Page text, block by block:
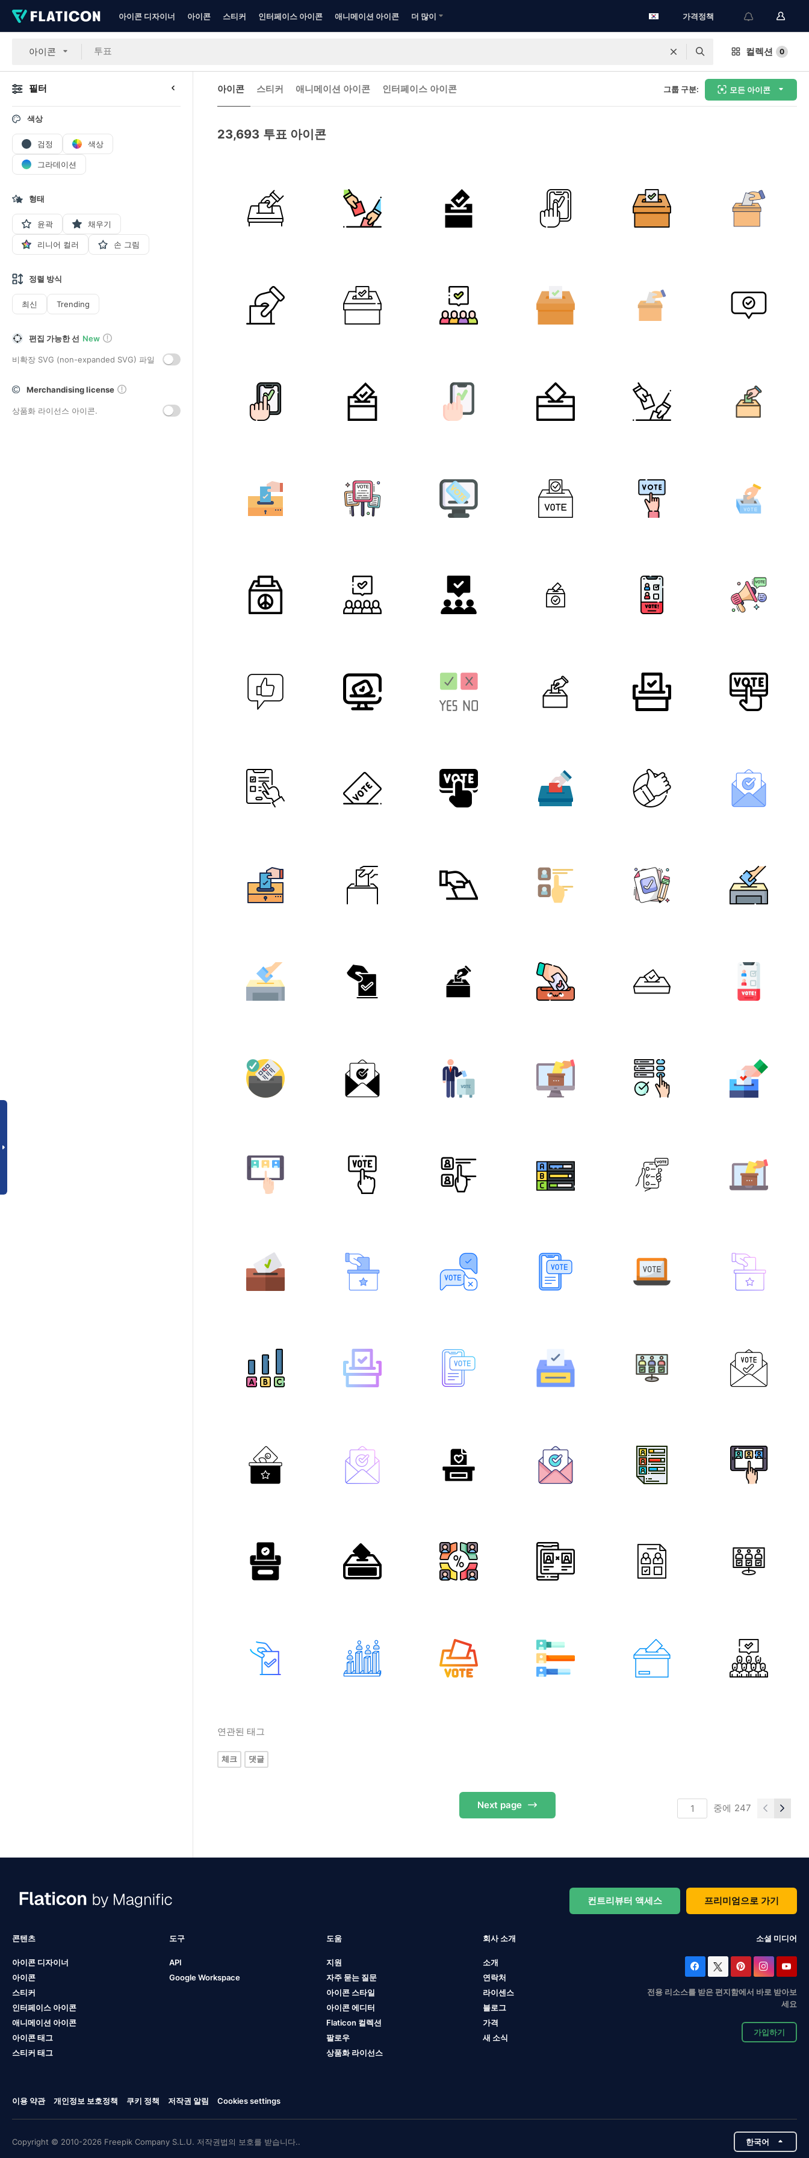
아이콘 디자이너 아이콘 스티커 인터페이스 아이콘 애니메이션 아이콘 더 많이 가격정책
아이콘 컬렉션 0
필터
색상
검정 색상
그라데이션
형태
윤곽 채우기
리니어 컬러 손 그림
정렬 방식
최신 Trending
편집 가능한 선 New
비확장 SVG (non-expanded SVG) 파일
Merchandising license
상품화 라이선스 아이콘.
아이콘 스티커 애니메이션 아이콘 인터페이스 아이콘 그룹 구분: 모든 아이콘
23,693 투표 아이콘
연관된 태그
체크 댓글
Next page 중에 247
컨트리뷰터 액세스 프리미엄으로 가기
콘텐츠
아이콘 디자이너
아이콘
스티커
인터페이스 아이콘
애니메이션 아이콘
아이콘 태그
스티커 태그
도구
API
Google Workspace
도움
지원
자주 묻는 질문
아이콘 스타일
아이콘 에디터
Flaticon 컬렉션
팔로우
상품화 라이선스
회사 소개
소개
연락처
라이센스
블로그
가격
새 소식
소셜 미디어
전용 리소스를 받은 편지함에서 바로 받아보
세요
가입하기
이용 약관 개인정보 보호정책 쿠키 정책 저작권 알림 Cookies settings
Copyright © 2010-2026 Freepik Company S.L.U. 저작권법의 보호를 받습니다.. 한국어